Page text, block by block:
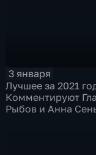
3 января
Лучшее за 2021
Комментируют
Рыбов и Анна